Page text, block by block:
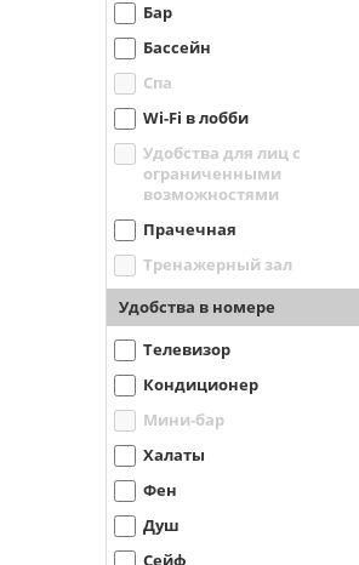
Бар
Бассейн
Спа
Wi-Fi в лобби
Удобства для лиц с
ограниченными
возможностями
Прачечная
Тренажерный зал
Удобства в номере
Телевизор
Кондиционер
Мини-бар
Халаты
Фен
Душ
Сейф